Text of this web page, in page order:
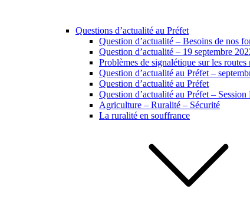
Questions d’actualité au Préfet
Question d’actualité – Besoins de nos
Question d’actualité – 19 septembre
Problèmes de signalétique sur les
Question d’actualité au Préfet –
Question d’actualité au Préfet
Question d’actualité au Préfet –
Agriculture – Ruralité – Sécurité
La ruralité en souffrance